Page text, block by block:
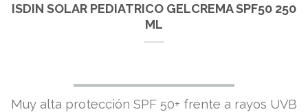
ISDIN SOLAR PEDIATRICO GELCREMA SPF50 250
ML
Muy alta protección SPF 50+ frente a rayos UVB